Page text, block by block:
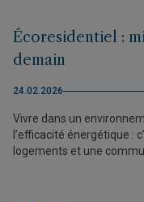
Écoresidentiel :
demain
24.02.2026
Vivre dans un
l’efficacité énergétique :
logements et une